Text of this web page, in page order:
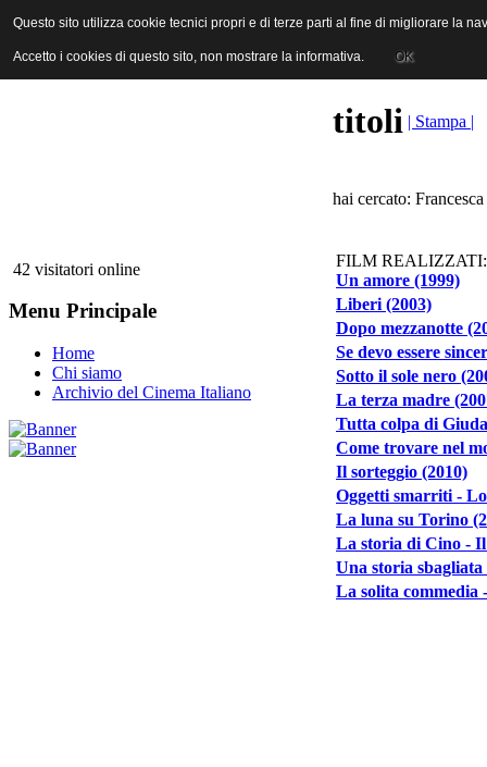
ANICA | Associazione Nazionale Industrie Cinematografiche
42 visitatori online
Menu Principale
Home
Chi siamo
Archivio del Cinema Italiano
titoli | Stampa |
hai cercato:
FILM REALIZZATI:
Un amore (1999)
Liberi (2003)
Dopo mezzanotte
Se devo essere
Sotto il sole nero
La terza madre
Tutta colpa di
Come trovare nel
Il sorteggio (2010)
Oggetti smarriti -
La luna su Torino
La storia di Cino - Il
Una storia sbagliata
La solita commedia
Questo sito utilizza cookie tecnici propri e di terze parti al fine di migliorare la
Accetto i cookies di questo sito, non mostrare la informativa. OK
Questo sito utilizza cookie tecnici propri e di terze parti al fine di migliorare la
Accetto i cookies di questo sito, non mostrare la informativa. OK